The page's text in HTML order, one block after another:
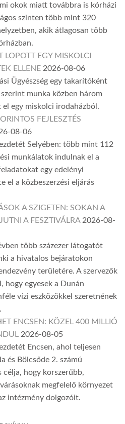
okok miatt továbbra is kórházi
szinten több mint 320
akik átlagosan több
EGY MISKOLCI
ELLENE 2026-08-06
Ügyészség egy takarítóként
munka közben három
egy miskolci irodaházból.
FEJLESZTÉS
08-06
Selyében: több mint 112
munkálatok indulnak el a
egy edelényi
el a közbeszerzési eljárás
A SZIGETEN: SOKAN A
A FESZTIVÁLRA 2026-08-
több százezer látogatót
a hivatalos bejáratokon
területére. A szervezők
hogy egyesek a Dunán
vízi eszközökkel szeretnének
ENCSEN: KÖZEL 400 MILLIÓ
2026-08-05
Encsen, ahol teljesen
és Bölcsőde 2. számú
célja, hogy korszerűbb,
megfelelő környezet
intézmény dolgozóit.